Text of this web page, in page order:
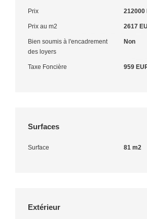
Prix 212000
Prix au m2 2617
Bien soumis à l'encadrement
des loyers
Non
Taxe Foncière 959
Surfaces
Surface 81 m2
Extérieur